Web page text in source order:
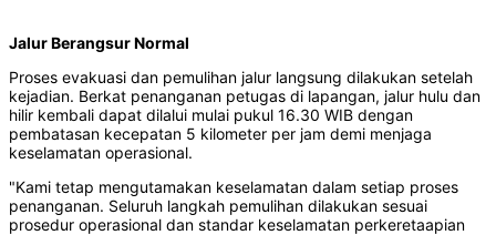
Jalur Berangsur Normal
Proses evakuasi dan pemulihan jalur langsung dilakukan setelah
kejadian. Berkat penanganan petugas di lapangan, jalur hulu dan
hilir kembali dapat dilalui mulai pukul 16.30 WIB dengan
pembatasan kecepatan 5 kilometer per jam demi menjaga
keselamatan operasional.
"Kami tetap mengutamakan keselamatan dalam setiap proses
penanganan. Seluruh langkah pemulihan dilakukan sesuai
prosedur operasional dan standar keselamatan perkeretaapian